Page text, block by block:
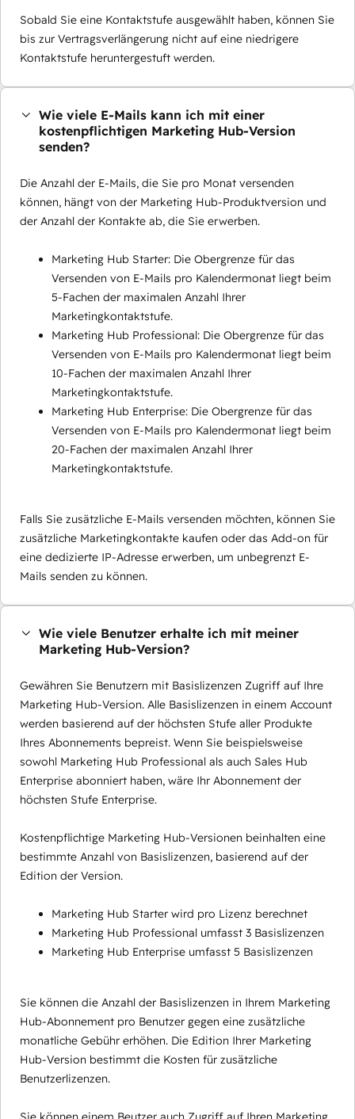
Sobald Sie eine Kontaktstufe ausgewählt haben, können Sie
bis zur Vertragsverlängerung nicht auf eine niedrigere
Kontaktstufe heruntergestuft werden.
Wie viele E-Mails kann ich mit einer
kostenpflichtigen Marketing Hub-Version
senden?
Die Anzahl der E-Mails, die Sie pro Monat versenden
können, hängt von der Marketing Hub-Produktversion und
der Anzahl der Kontakte ab, die Sie erwerben.
Marketing Hub Starter: Die Obergrenze für das
Versenden von E-Mails pro Kalendermonat liegt beim
5-Fachen der maximalen Anzahl Ihrer
Marketingkontaktstufe.
Marketing Hub Professional: Die Obergrenze für das
Versenden von E-Mails pro Kalendermonat liegt beim
10-Fachen der maximalen Anzahl Ihrer
Marketingkontaktstufe.
Marketing Hub Enterprise: Die Obergrenze für das
Versenden von E-Mails pro Kalendermonat liegt beim
20-Fachen der maximalen Anzahl Ihrer
Marketingkontaktstufe.
Falls Sie zusätzliche E-Mails versenden möchten, können Sie
zusätzliche Marketingkontakte kaufen oder das Add-on für
eine dedizierte IP-Adresse erwerben, um unbegrenzt E-
Mails senden zu können.
Wie viele Benutzer erhalte ich mit meiner
Marketing Hub-Version?
Gewähren Sie Benutzern mit Basislizenzen Zugriff auf Ihre
Marketing Hub-Version. Alle Basislizenzen in einem Account
werden basierend auf der höchsten Stufe aller Produkte
Ihres Abonnements bepreist. Wenn Sie beispielsweise
sowohl Marketing Hub Professional als auch Sales Hub
Enterprise abonniert haben, wäre Ihr Abonnement der
höchsten Stufe Enterprise.
Kostenpflichtige Marketing Hub-Versionen beinhalten eine
bestimmte Anzahl von Basislizenzen, basierend auf der
Edition der Version.
Marketing Hub Starter wird pro Lizenz berechnet
Marketing Hub Professional umfasst 3 Basislizenzen
Marketing Hub Enterprise umfasst 5 Basislizenzen
Sie können die Anzahl der Basislizenzen in Ihrem Marketing
Hub-Abonnement pro Benutzer gegen eine zusätzliche
monatliche Gebühr erhöhen. Die Edition Ihrer Marketing
Hub-Version bestimmt die Kosten für zusätzliche
Benutzerlizenzen.